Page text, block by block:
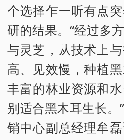
个选择乍一听有点
研的结果。“经过多
与灵芝，从技术上
高、见效慢，种植
丰富的林业资源和
别适合黑木耳生长。
销中心副总经理牟磊